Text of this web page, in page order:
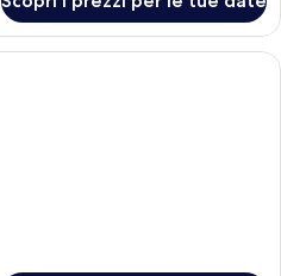
Una camera d'albergo con un letto,